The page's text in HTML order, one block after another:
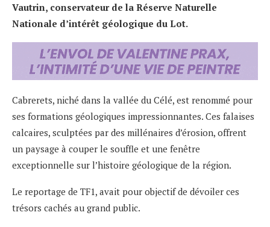
Vautrin, conservateur de la Réserve Naturelle
Nationale d’intérêt géologique du Lot.
Cabrerets, niché dans la vallée du Célé, est renommé pour
ses formations géologiques impressionnantes. Ces falaises
calcaires, sculptées par des millénaires d’érosion, offrent
un paysage à couper le souffle et une fenêtre
exceptionnelle sur l’histoire géologique de la région.
Le reportage de TF1, avait pour objectif de dévoiler ces
trésors cachés au grand public.